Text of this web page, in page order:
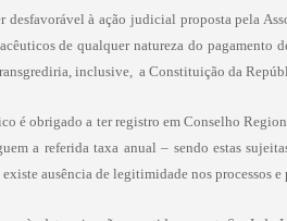
à ação judicial proposta pela
de qualquer natureza do
inclusive, a Constituição da
é obrigado a ter registro em Conselho
a referida taxa anual – sendo estas
ausência de legitimidade nos processos e